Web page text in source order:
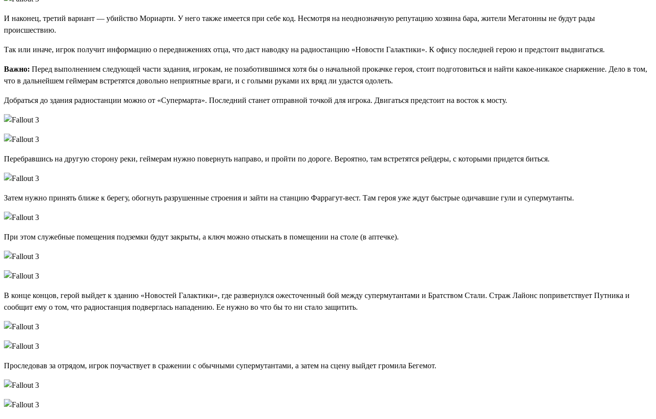
И наконец, третий вариант — убийство Мориарти. У него также имеется при себе код. Несмотря на неоднозначную репутацию хозяина бара, жители Мегатонны не будут рады
происшествию.
Так или иначе, игрок получит информацию о передвижениях отца, что даст наводку на радиостанцию «Новости Галактики». К офису последней герою и предстоит выдвигаться.
Важно: Перед выполнением следующей части задания, игрокам, не позаботившимся хотя бы о начальной прокачке героя, стоит подготовиться и найти какое-никакое снаряжение. Дело в том,
что в дальнейшем геймерам встретятся довольно неприятные враги, и с голыми руками их вряд ли удастся одолеть.
Добраться до здания радиостанции можно от «Супермарта». Последний станет отправной точкой для игрока. Двигаться предстоит на восток к мосту.
Перебравшись на другую сторону реки, геймерам нужно повернуть направо, и пройти по дороге. Вероятно, там встретятся рейдеры, с которыми придется биться.
Затем нужно принять ближе к берегу, обогнуть разрушенные строения и зайти на станцию Фаррагут-вест. Там героя уже ждут быстрые одичавшие гули и супермутанты.
При этом служебные помещения подземки будут закрыты, а ключ можно отыскать в помещении на столе (в аптечке).
В конце концов, герой выйдет к зданию «Новостей Галактики», где развернулся ожесточенный бой между супермутантами и Братством Стали. Страж Лайонс поприветствует Путника и
сообщит ему о том, что радиостанция подверглась нападению. Ее нужно во что бы то ни стало защитить.
Проследовав за отрядом, игрок поучаствует в сражении с обычными супермутантами, а затем на сцену выйдет громила Бегемот.